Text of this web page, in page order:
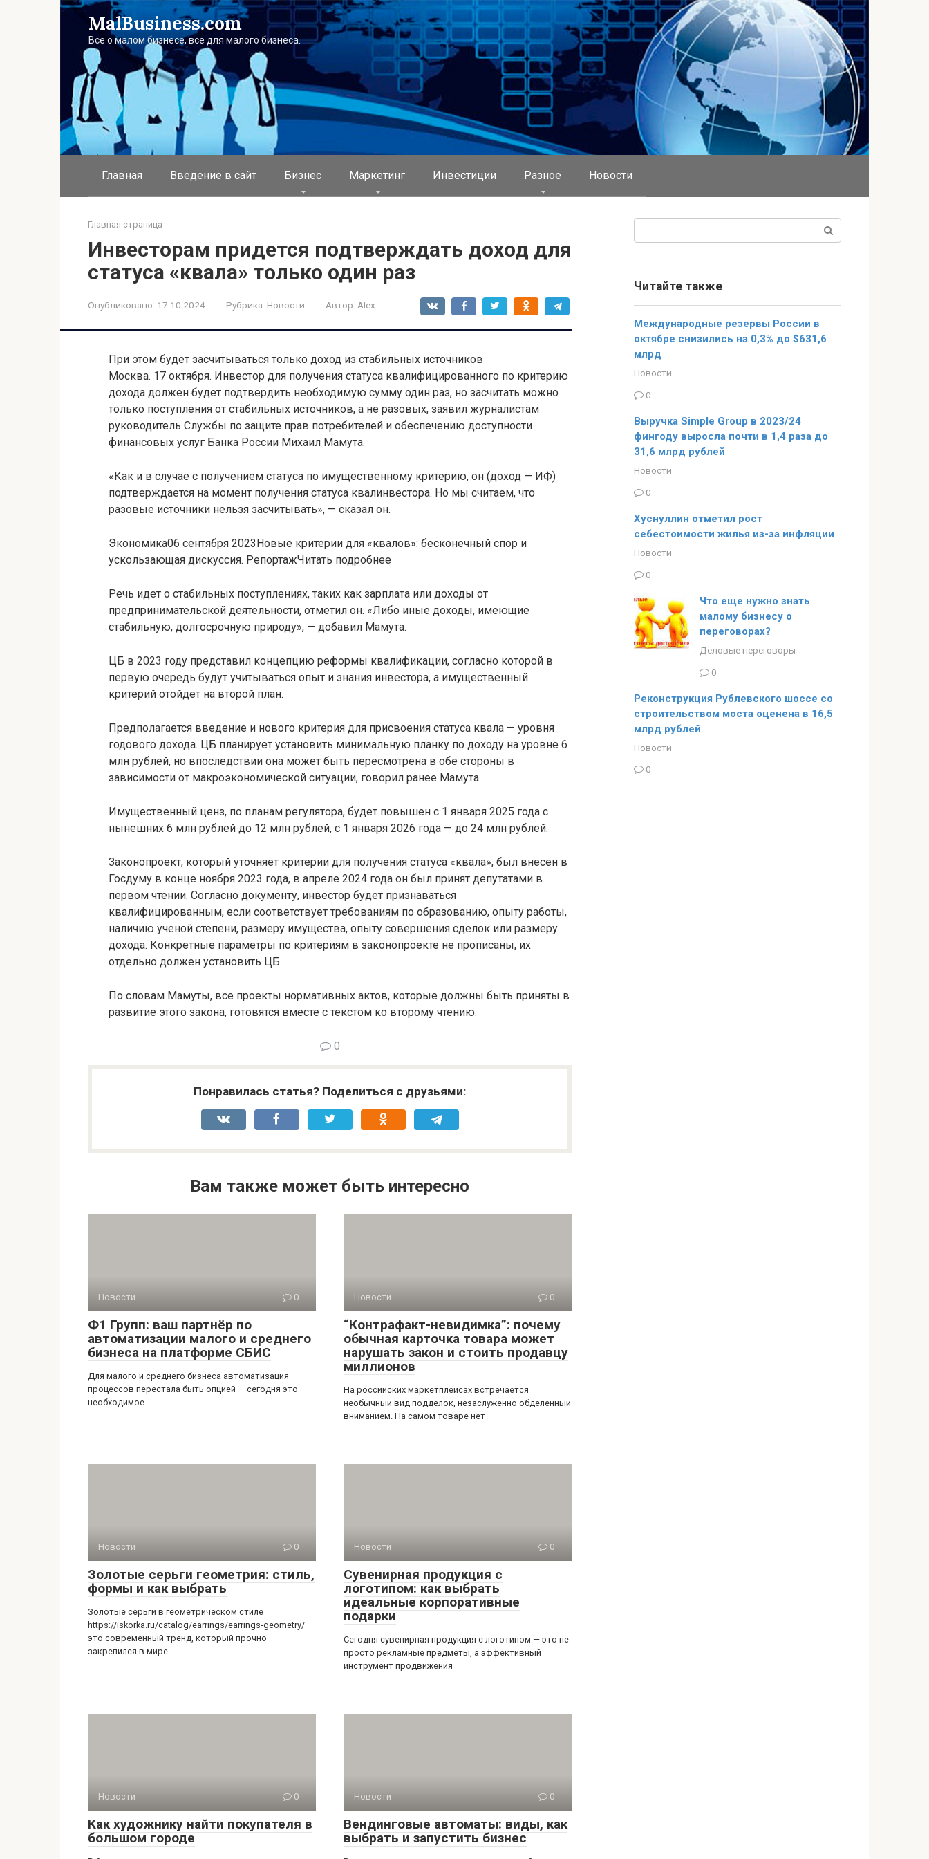
MalBusiness.com
Все о малом бизнесе, все для малого бизнеса.
Главная Введение в сайт Бизнес Маркетинг Инвестиции Разное Новости
Главная страница
Инвесторам придется подтверждать доход для
статуса «квала» только один раз
Опубликовано: 17.10.2024 Рубрика: Новости Автор: Alex
При этом будет засчитываться только доход из стабильных источников
Москва. 17 октября. Инвестор для получения статуса квалифицированного по критерию
дохода должен будет подтвердить необходимую сумму один раз, но засчитать можно
только поступления от стабильных источников, а не разовых, заявил журналистам
руководитель Службы по защите прав потребителей и обеспечению доступности
финансовых услуг Банка России Михаил Мамута.
«Как и в случае с получением статуса по имущественному критерию, он (доход — ИФ)
подтверждается на момент получения статуса квалинвестора. Но мы считаем, что
разовые источники нельзя засчитывать», — сказал он.
Экономика06 сентября 2023Новые критерии для «квалов»: бесконечный спор и
ускользающая дискуссия. РепортажЧитать подробнее
Речь идет о стабильных поступлениях, таких как зарплата или доходы от
предпринимательской деятельности, отметил он. «Либо иные доходы, имеющие
стабильную, долгосрочную природу», — добавил Мамута.
ЦБ в 2023 году представил концепцию реформы квалификации, согласно которой в
первую очередь будут учитываться опыт и знания инвестора, а имущественный
критерий отойдет на второй план.
Предполагается введение и нового критерия для присвоения статуса квала — уровня
годового дохода. ЦБ планирует установить минимальную планку по доходу на уровне 6
млн рублей, но впоследствии она может быть пересмотрена в обе стороны в
зависимости от макроэкономической ситуации, говорил ранее Мамута.
Имущественный ценз, по планам регулятора, будет повышен с 1 января 2025 года с
нынешних 6 млн рублей до 12 млн рублей, с 1 января 2026 года — до 24 млн рублей.
Законопроект, который уточняет критерии для получения статуса «квала», был внесен в
Госдуму в конце ноября 2023 года, в апреле 2024 года он был принят депутатами в
первом чтении. Согласно документу, инвестор будет признаваться
квалифицированным, если соответствует требованиям по образованию, опыту работы,
наличию ученой степени, размеру имущества, опыту совершения сделок или размеру
дохода. Конкретные параметры по критериям в законопроекте не прописаны, их
отдельно должен установить ЦБ.
По словам Мамуты, все проекты нормативных актов, которые должны быть приняты в
развитие этого закона, готовятся вместе с текстом ко второму чтению.
0
Понравилась статья? Поделиться с друзьями:
Вам также может быть интересно
Новости 0
Ф1 Групп: ваш партнёр по
автоматизации малого и среднего
бизнеса на платформе СБИС
Для малого и среднего бизнеса автоматизация
процессов перестала быть опцией — сегодня это
необходимое
Новости 0
“Контрафакт-невидимка”: почему
обычная карточка товара может
нарушать закон и стоить продавцу
миллионов
На российских маркетплейсах встречается
необычный вид подделок, незаслуженно обделенный
вниманием. На самом товаре нет
Новости 0
Золотые серьги геометрия: стиль,
формы и как выбрать
Золотые серьги в геометрическом стиле
https://iskorka.ru/catalog/earrings/earrings-geometry/—
это современный тренд, который прочно
закрепился в мире
Новости 0
Сувенирная продукция с
логотипом: как выбрать
идеальные корпоративные
подарки
Сегодня сувенирная продукция с логотипом — это не
просто рекламные предметы, а эффективный
инструмент продвижения
Новости 0
Как художнику найти покупателя в
большом городе
Новости 0
Вендинговые автоматы: виды, как
выбрать и запустить бизнес
Читайте также
Международные резервы России в
октябре снизились на 0,3% до $631,6
млрд
Новости
0
Выручка Simple Group в 2023/24
фингоду выросла почти в 1,4 раза до
31,6 млрд рублей
Новости
0
Хуснуллин отметил рост
себестоимости жилья из-за инфляции
Новости
0
Что еще нужно знать
малому бизнесу о
переговорах?
Деловые переговоры
0
Реконструкция Рублевского шоссе со
строительством моста оценена в 16,5
млрд рублей
Новости
0